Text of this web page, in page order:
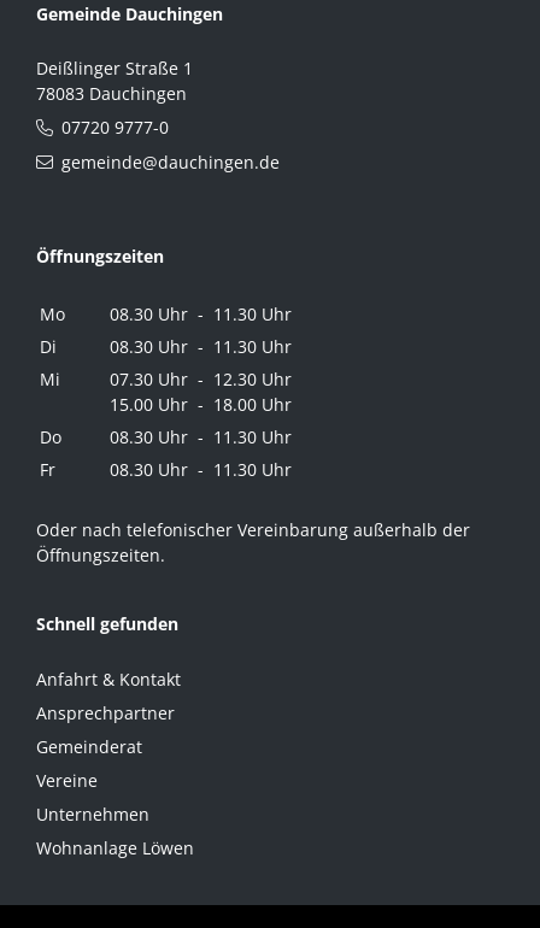
Gemeinde Dauchingen
Deißlinger Straße 1
78083 Dauchingen
07720 9777-0
gemeinde@dauchingen.de
Öffnungszeiten
Mo
08.30 Uhr - 11.30 Uhr
Di
08.30 Uhr - 11.30 Uhr
Mi
07.30 Uhr - 12.30 Uhr
15.00 Uhr - 18.00 Uhr
Do
08.30 Uhr - 11.30 Uhr
Fr
08.30 Uhr - 11.30 Uhr
Oder nach telefonischer Vereinbarung außerhalb der
Öffnungszeiten.
Schnell gefunden
Anfahrt & Kontakt
Ansprechpartner
Gemeinderat
Vereine
Unternehmen
Wohnanlage Löwen